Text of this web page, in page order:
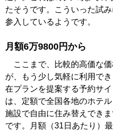
たそうです。こういった試
参入しているようです。
月額6万9800円から
ここまで、比較的高価な
が、もう少し気軽に利用で
在プランを提案する予約サ
は、定額で全国各地のホテ
施設で自由に住み替えでき
です。月額（31日あたり）